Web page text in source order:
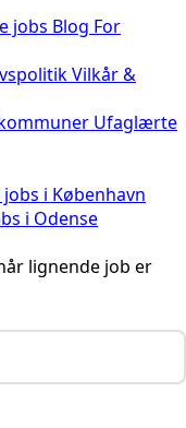
jobs Blog For
Vilkår &
Ufaglærte
i København
i Odense
lignende job er